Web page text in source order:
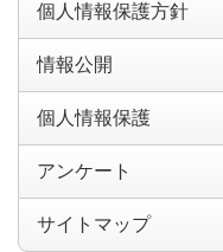
個人情報保護方針
情報公開
個人情報保護
アンケート
サイトマップ